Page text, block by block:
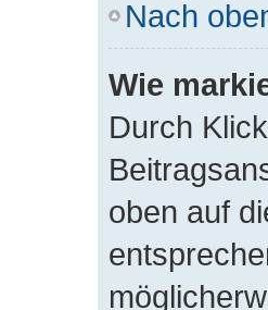
Nach
Wie
Durch
oben auf